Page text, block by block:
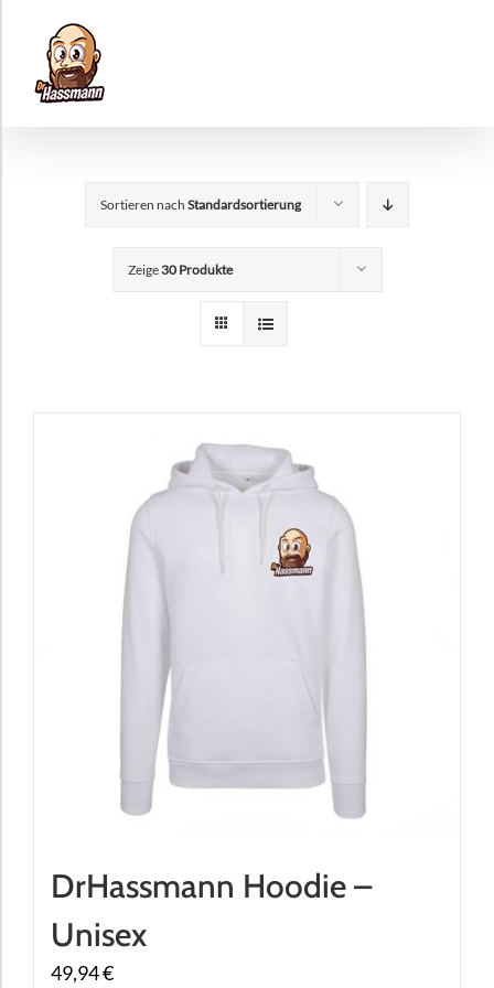
Inhalt
springen
Sortieren nach Standardsortierung
Zeige30 Produkte
DrHassmann Hoodie –
Unisex
49,94€